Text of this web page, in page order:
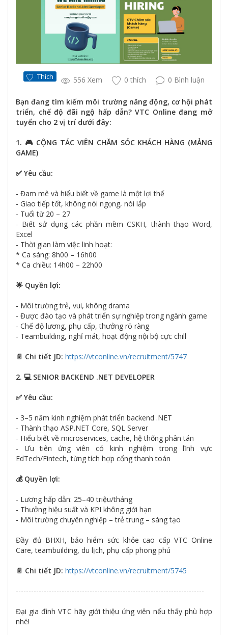
Thích 556 Xem 0 thích 0 Bình luận
Bạn đang tìm kiếm môi trường năng động, cơ hội phát
triển, chế độ đãi ngộ hấp dẫn? VTC Online đang mở
tuyển cho 2 vị trí dưới đây:
1. 🎮 CỘNG TÁC VIÊN CHĂM SÓC KHÁCH HÀNG (MẢNG
GAME)
✅ Yêu cầu:
- Đam mê và hiểu biết về game là một lợi thế
- Giao tiếp tốt, không nói ngọng, nói lắp
- Tuổi từ 20 – 27
- Biết sử dụng các phần mềm CSKH, thành thạo Word,
Excel
- Thời gian làm việc linh hoạt:
* Ca sáng: 8h00 – 16h00
* Ca chiều: 14h00 – 22h00
🌟 Quyền lợi:
- Môi trường trẻ, vui, không drama
- Được đào tạo và phát triển sự nghiệp trong ngành game
- Chế độ lương, phụ cấp, thưởng rõ ràng
- Teambuilding, nghỉ mát, hoạt động nội bộ cực chill
📄 Chi tiết JD: https://vtconline.vn/recruitment/5747
2. 💻 SENIOR BACKEND .NET DEVELOPER
✅ Yêu cầu:
- 3–5 năm kinh nghiệm phát triển backend .NET
- Thành thạo ASP.NET Core, SQL Server
- Hiểu biết về microservices, cache, hệ thống phân tán
- Ưu tiên ứng viên có kinh nghiệm trong lĩnh vực
EdTech/Fintech, từng tích hợp cổng thanh toán
💰 Quyền lợi:
- Lương hấp dẫn: 25–40 triệu/tháng
- Thưởng hiệu suất và KPI không giới hạn
- Môi trường chuyên nghiệp – trẻ trung – sáng tạo
Đầy đủ BHXH, bảo hiểm sức khỏe cao cấp VTC Online
Care, teambuilding, du lịch, phụ cấp phong phú
📄 Chi tiết JD: https://vtconline.vn/recruitment/5745
--------------------------------------------------------------------------
Đại gia đình VTC hãy giới thiệu ứng viên nếu thấy phù hợp
nhé!